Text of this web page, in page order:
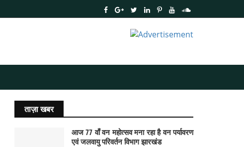
ताज़ा खबर
आज 77 वाँ वन महोत्सव मना रहा है वन पर्यावरण
एवं जलवायु परिवर्तन विभाग झारखंड